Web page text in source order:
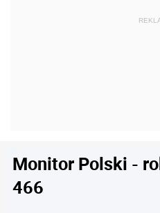
Monitor Polski -
466